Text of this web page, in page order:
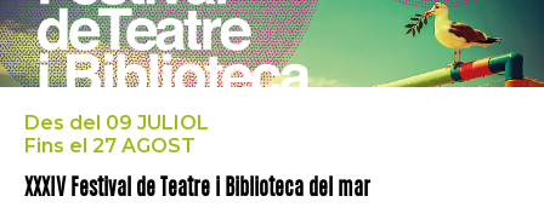
Des del 09 JULIOL
Fins el 27 AGOST
XXXIV Festival de Teatre i Biblioteca del mar